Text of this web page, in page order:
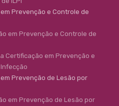
Prevenção e Controle de
em Prevenção e Controle de
Certificação em Prevenção e
Prevenção de Lesão por
em Prevenção de Lesão por